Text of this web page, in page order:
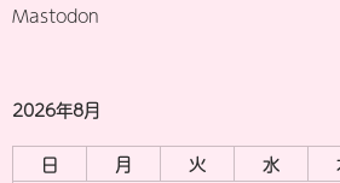
Mastodon
2026年8月
日 月 火 水